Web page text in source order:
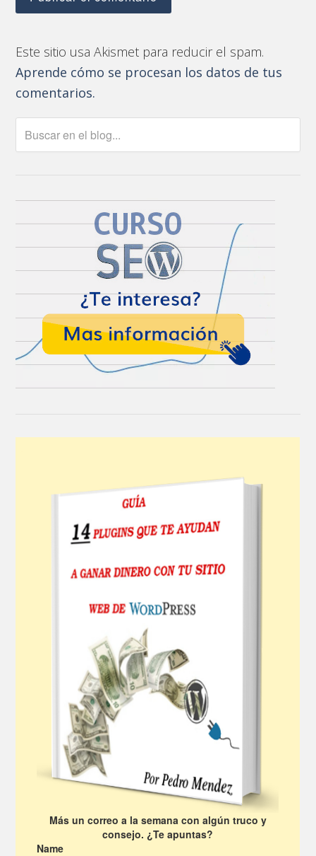
Este sitio usa Akismet para reducir el spam.
Aprende cómo se procesan los datos de tus
comentarios.